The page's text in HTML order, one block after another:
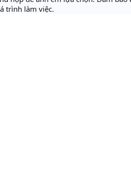
trình làm việc.